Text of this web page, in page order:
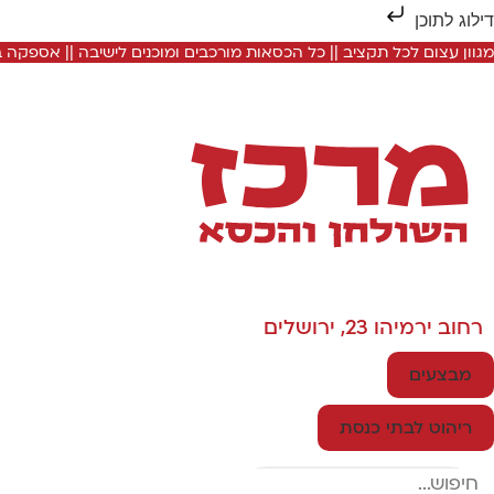
דילוג לתוכן
מגוון עצום לכל תקציב || כל הכסאות מורכבים ומוכנים לישיבה ||
רחוב ירמיהו 23, ירושלים
מבצעים
ריהוט לבתי כנסת
Search